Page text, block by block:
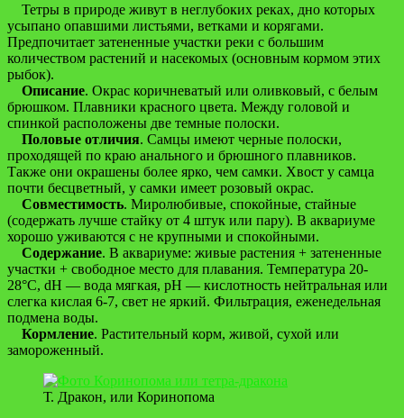
Тетры в природе живут в неглубоких реках, дно которых
усыпано опавшими листьями, ветками и корягами.
Предпочитает затененные участки реки с большим
количеством растений и насекомых (основным кормом этих
рыбок).
Описание. Окрас коричневатый или оливковый, с белым
брюшком. Плавники красного цвета. Между головой и
спинкой расположены две темные полоски.
Половые отличия. Самцы имеют черные полоски,
проходящей по краю анального и брюшного плавников.
Также они окрашены более ярко, чем самки. Хвост у самца
почти бесцветный, у самки имеет розовый окрас.
Совместимость. Миролюбивые, спокойные, стайные
(содержать лучше стайку от 4 штук или пару). В аквариуме
хорошо уживаются с не крупными и спокойными.
Содержание. В аквариуме: живые растения + затененные
участки + свободное место для плавания. Температура 20-
28°С, dH — вода мягкая, рН — кислотность нейтральная или
слегка кислая 6-7, свет не яркий. Фильтрация, еженедельная
подмена воды.
Кормление. Растительный корм, живой, сухой или
замороженный.
Т. Дракон, или Коринопома